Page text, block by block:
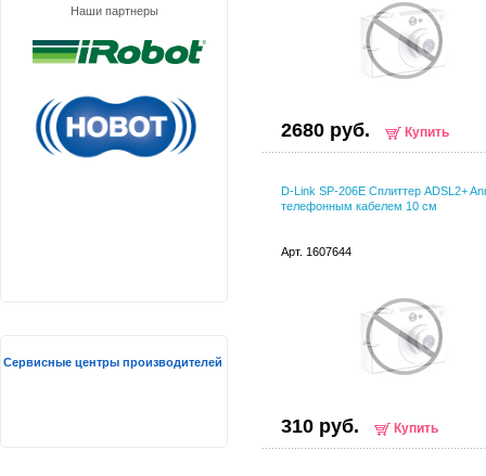
2680 руб. Купить
D-Link SP-206E Сплиттер ADSL2+
телефонным кабелем 10 см
Арт. 1607644
310 руб. Купить
Наши партнеры
Сервисные центры производителей